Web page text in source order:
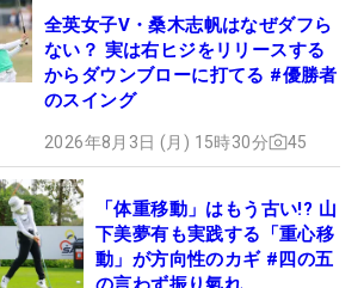
全英女子V・桑木志帆はなぜダフら
ない？ 実は右ヒジをリリースする
からダウンブローに打てる #優勝者
のスイング
2026年8月3日 (月) 15時30分 45
「体重移動」はもう古い!? 山
下美夢有も実践する「重心移
動」が方向性のカギ #四の五